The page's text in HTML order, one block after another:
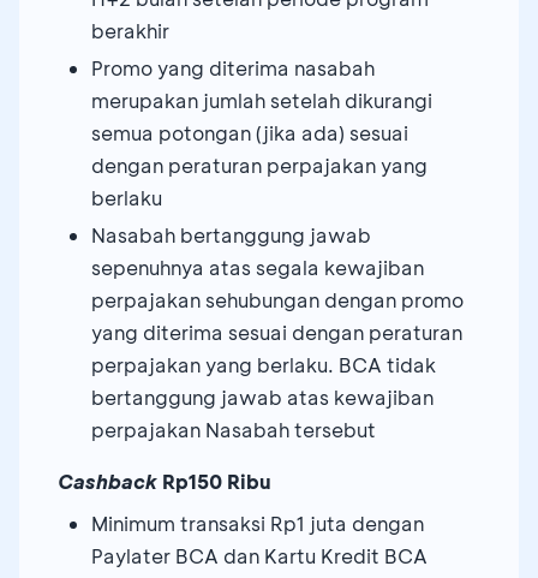
berakhir
Promo yang diterima nasabah
merupakan jumlah setelah dikurangi
semua potongan (jika ada) sesuai
dengan peraturan perpajakan yang
berlaku
Nasabah bertanggung jawab
sepenuhnya atas segala kewajiban
perpajakan sehubungan dengan promo
yang diterima sesuai dengan peraturan
perpajakan yang berlaku. BCA tidak
bertanggung jawab atas kewajiban
perpajakan Nasabah tersebut
Cashback Rp150 Ribu
Minimum transaksi Rp1 juta dengan
Paylater BCA dan Kartu Kredit BCA